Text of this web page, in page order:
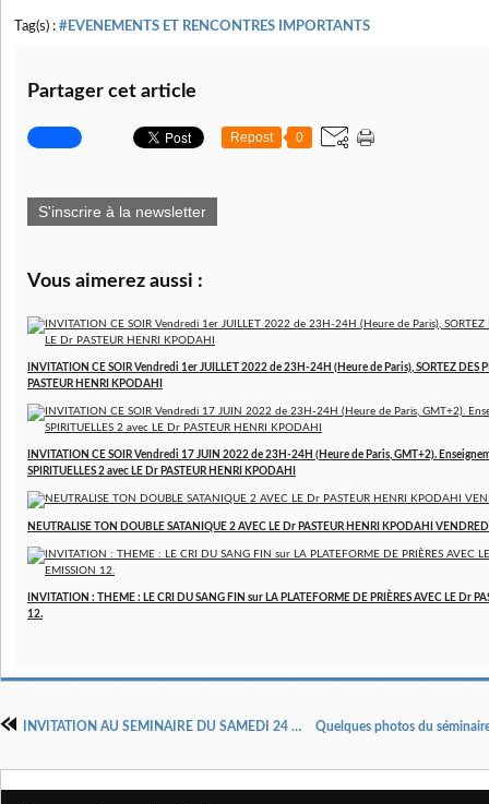
Tag(s) : #EVENEMENTS ET RENCONTRES IMPORTANTS
Partager cet article
Repost 0
S'inscrire à la newsletter
Vous aimerez aussi :
INVITATION CE SOIR Vendredi 1er JUILLET 2022 de 23H-24H (Heure de Paris), SORTEZ DES
PASTEUR HENRI KPODAHI
INVITATION CE SOIR Vendredi 17 JUIN 2022 de 23H-24H (Heure de Paris, GMT+2).
SPIRITUELLES 2 avec LE Dr PASTEUR HENRI KPODAHI
NEUTRALISE TON DOUBLE SATANIQUE 2 AVEC LE Dr PASTEUR HENRI KPODAHI
INVITATION : THEME : LE CRI DU SANG FIN sur LA PLATEFORME DE PRIÈRES AVEC LE Dr
12.
INVITATION AU SEMINAIRE DU SAMEDI 24 SEPTEMBRE A 10H à STRASBOURG